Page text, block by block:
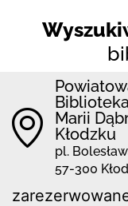
Marii
Kłodzku
pl.
57-300